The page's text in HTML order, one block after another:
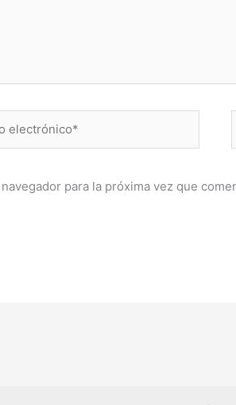
para la próxima vez que